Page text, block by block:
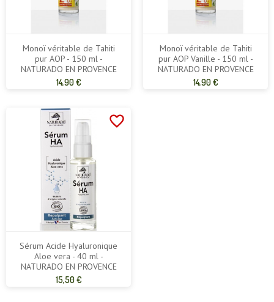
Monoï véritable de Tahiti
pur AOP - 150 ml -
NATURADO EN PROVENCE
Prix
14,90 €
Monoï véritable de Tahiti
pur AOP Vanille - 150 ml -
NATURADO EN PROVENCE
Prix
14,90 €
favorite_border
Sérum Acide Hyaluronique
Aloe vera - 40 ml -
NATURADO EN PROVENCE
Prix
15,50 €